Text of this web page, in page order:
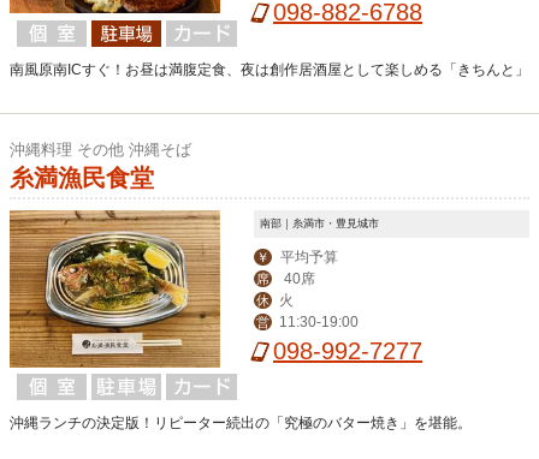
3:00）098-882-6788
南風原南ICすぐ！お昼は満腹定食、夜は創作居酒屋として楽しめる「きちんと」
沖縄料理 その他 沖縄そば
糸満漁民食堂
南部｜糸満市・豊見城市
￥ 平均予算
席 40席
休 火
営 11:30-19:00
098-992-7277
沖縄ランチの決定版！リピーター続出の「究極のバター焼き」を堪能。